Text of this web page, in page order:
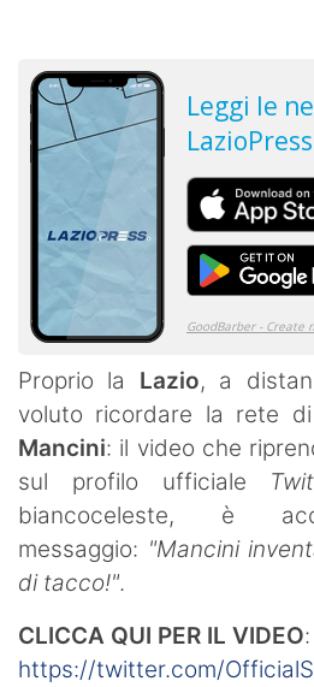
Proprio la Lazio, a
voluto ricordare la rete
Mancini: il video che
sul profilo ufficiale
biancoceleste, è
messaggio: "Mancini
di tacco!".
CLICCA QUI PER IL VIDEO:
https://twitter.com/